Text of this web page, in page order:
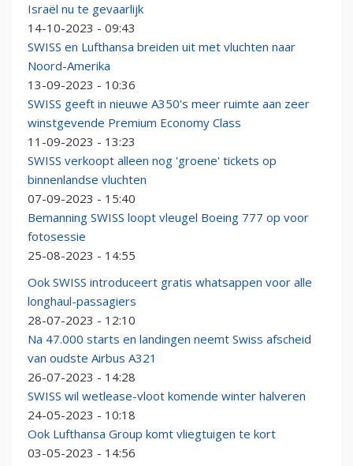
Israël nu te gevaarlijk
14-10-2023 - 09:43
SWISS en Lufthansa breiden uit met vluchten naar
Noord-Amerika
13-09-2023 - 10:36
SWISS geeft in nieuwe A350's meer ruimte aan zeer
winstgevende Premium Economy Class
11-09-2023 - 13:23
SWISS verkoopt alleen nog 'groene' tickets op
binnenlandse vluchten
07-09-2023 - 15:40
Bemanning SWISS loopt vleugel Boeing 777 op voor
fotosessie
25-08-2023 - 14:55
Ook SWISS introduceert gratis whatsappen voor alle
longhaul-passagiers
28-07-2023 - 12:10
Na 47.000 starts en landingen neemt Swiss afscheid
van oudste Airbus A321
26-07-2023 - 14:28
SWISS wil wetlease-vloot komende winter halveren
24-05-2023 - 10:18
Ook Lufthansa Group komt vliegtuigen te kort
03-05-2023 - 14:56